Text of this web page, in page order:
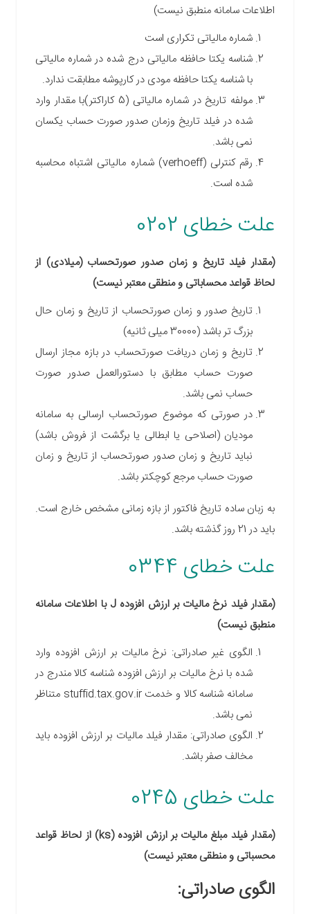
اطلاعات سامانه منطبق نیست)
شماره مالیاتی تکراری است
شناسه یکتا حافظه مالیاتی درج شده در شماره مالیاتی
با شناسه یکتا حافظه مودی در کارپوشه مطابقت ندارد.
مولفه تاریخ در شماره مالیاتی (5 کاراکتر)با مقدار وارد
شده در فیلد تاریخ وزمان صدور صورت حساب یکسان
نمی باشد.
رقم کنترلی (verhoeff) شماره مالیاتی اشتباه محاسبه
شده است.
علت خطای 0202
(مقدار فیلد تاریخ و زمان صدور صورتحساب (میلادی) از
لحاظ قواعد محساباتی و منطقی معتبر نیست)
تاریخ صدور و زمان صورتحساب از تاریخ و زمان حال
بزرگ تر باشد (30000 میلی ثانیه)
تاریخ و زمان دریافت صورتحساب در بازه مجاز ارسال
صورت حساب مطابق با دستورالعمل صدور صورت
حساب نمی باشد.
در صورتی که موضوع صورتحساب ارسالی به سامانه
مودیان (اصلاحی یا ابطالی یا برگشت از فروش باشد)
نباید تاریخ و زمان صدور صورتحساب از تاریخ و زمان
صورت حساب مرجع کوچکتر باشد.
به زبان ساده تاریخ فاکتور از بازه زمانی مشخص خارج است.
باید در 21 روز گذشته باشد.
علت خطای 0344
(مقدار فیلد نرخ مالیات بر ارزش افزوده J با اطلاعات سامانه
منطبق نیست)
الگوی غیر صادراتی: نرخ مالیات بر ارزش افزوده وارد
شده با نرخ مالیات بر ارزش افزوده شناسه کالا مندرج در
سامانه شناسه کالا و خدمت stuffid.tax.gov.ir متناظر
نمی باشد.
الگوی صادراتی: مقدار فیلد مالیات بر ارزش افزوده باید
مخالف صفر باشد.
علت خطای 0245
(مقدار فیلد مبلغ مالیات بر ارزش افزوده (ks) از لحاظ قواعد
محسباتی و منطقی معتبر نیست)
الگوی صادراتی: